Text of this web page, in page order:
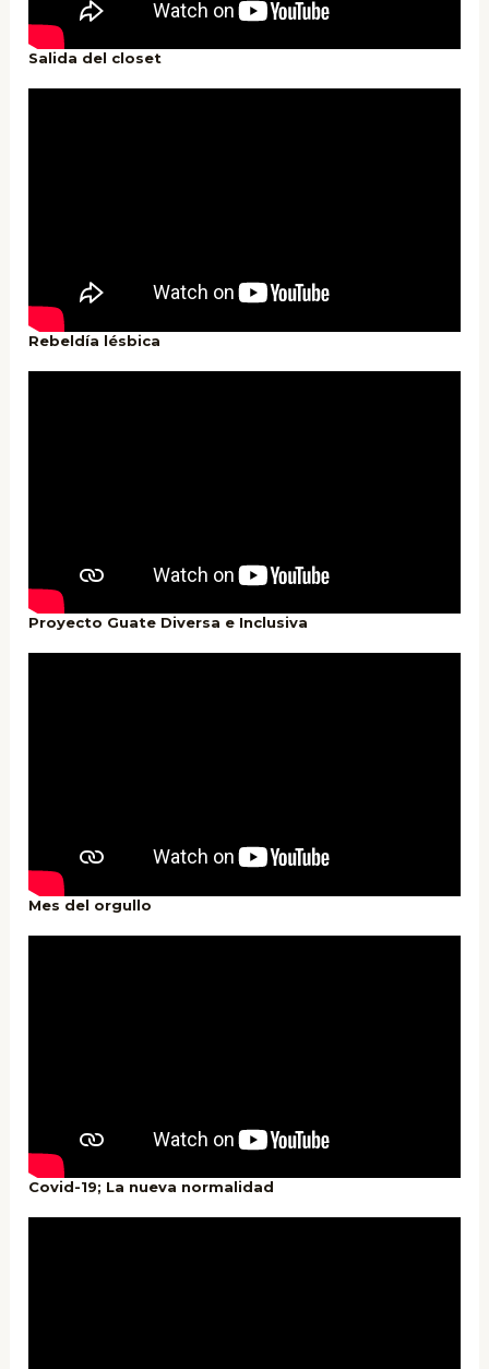
Salida del closet
Rebeldía lésbica
Proyecto Guate Diversa e Inclusiva
Mes del orgullo
Covid-19; La nueva normalidad